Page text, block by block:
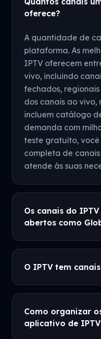
oferece?
A quantidade de
plataforma. As
IPTV oferecem
vivo, incluindo
fechados,
dos canais ao
incluem catálogo
demanda com
teste gratuito,
completa de
atende às suas
Os canais do
abertos como
O IPTV tem
Como organizar
aplicativo de